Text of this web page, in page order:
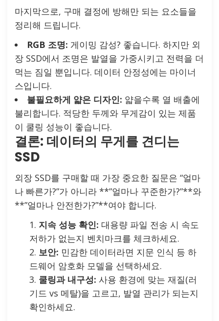
마지막으로, 구매 결정에 방해만 되는 요소들을
정리해 드립니다.
RGB 조명: 게이밍 감성? 좋습니다. 하지만 외
장 SSD에서 조명은 발열을 가중시키고 전력을 더
먹는 짐일 뿐입니다. 데이터 안정성에는 마이너
스입니다.
불필요하게 얇은 디자인: 얇을수록 열 배출에
불리합니다. 적당한 두께와 무게감이 있는 제품
이 쿨링 성능이 좋습니다.
결론: 데이터의 무게를 견디는
SSD
외장 SSD를 구매할 때 가장 중요한 질문은 “얼마
나 빠른가?”가 아니라 **”얼마나 꾸준한가?”**와
**”얼마나 안전한가?”**여야 합니다.
지속 성능 확인: 대용량 파일 전송 시 속도
저하가 없는지 벤치마크를 체크하세요.
보안: 민감한 데이터라면 지문 인식 등 하
드웨어 암호화 모델을 선택하세요.
쿨링과 내구성: 사용 환경에 맞는 재질(러
기드 vs 메탈)을 고르고, 발열 관리가 되는지
확인하세요.